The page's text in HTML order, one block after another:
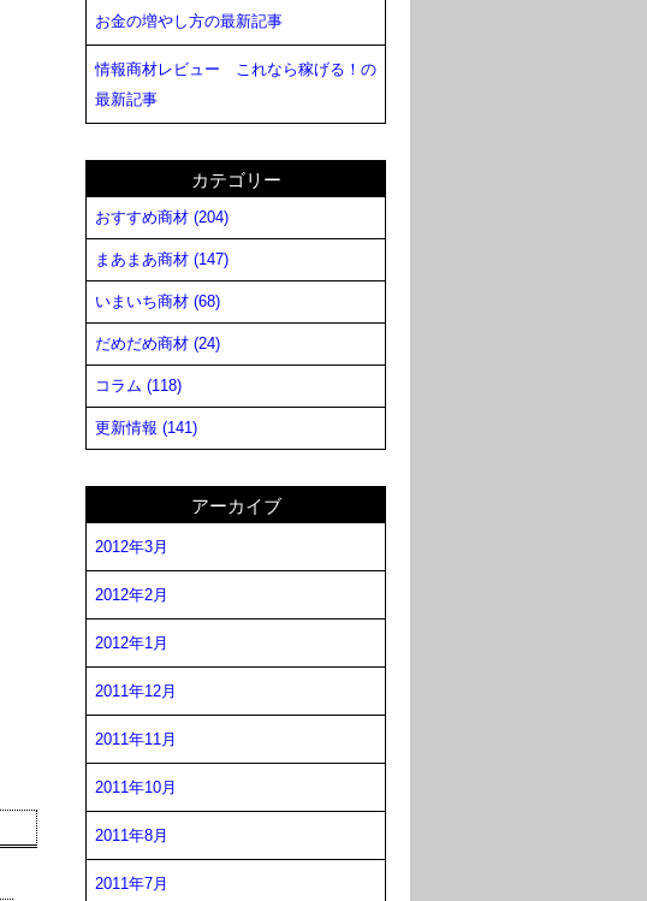
お金の増やし方の最新記事
情報商材レビュー これなら稼げる！の
最新記事
カテゴリー
おすすめ商材 (204)
まあまあ商材 (147)
いまいち商材 (68)
だめだめ商材 (24)
コラム (118)
更新情報 (141)
アーカイブ
2012年3月
2012年2月
2012年1月
2011年12月
2011年11月
2011年10月
2011年8月
2011年7月